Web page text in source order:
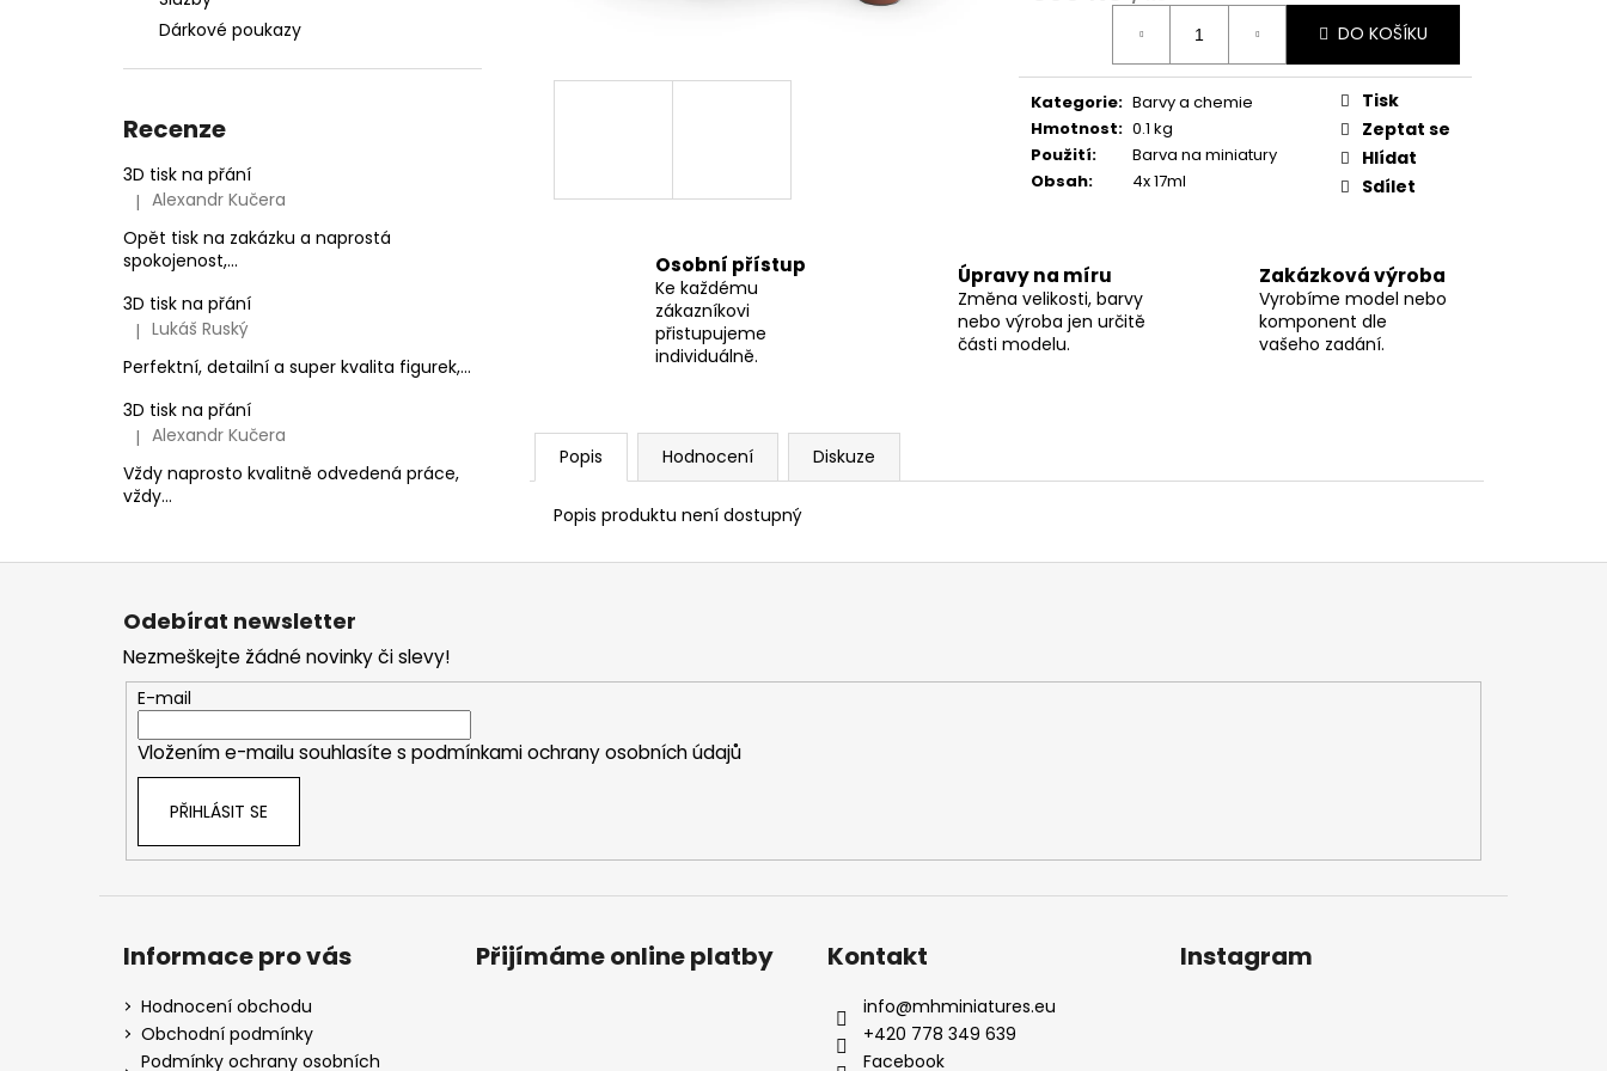
Dárkové poukazy
Recenze
3D tisk na přání
Hodnocení produktu je 5 z 5 hvězdiček.
| Alexandr Kučera
Opět tisk na zakázku a naprostá
spokojenost,...
3D tisk na přání
Hodnocení produktu je 5 z 5 hvězdiček.
| Lukáš Ruský
Perfektní, detailní a super kvalita figurek,...
3D tisk na přání
Hodnocení produktu je 5 z 5 hvězdiček.
| Alexandr Kučera
Vždy naprosto kvalitně odvedená práce,
vždy...
DO KOŠÍKU
Kategorie: Barvy a chemie
Hmotnost: 0.1 kg
Použití:
Barva na miniatury
Obsah: 4x 17ml
Tisk
Zeptat se
Hlídat
Sdílet
Osobní přístup
Ke každému
zákazníkovi
přistupujeme
individuálně.
Úpravy na míru
Změna velikosti, barvy
nebo výroba jen určitě
části modelu.
Zakázková výroba
Vyrobíme model nebo
komponent dle
vašeho zadání.
Popis Hodnocení Diskuze
Popis produktu není dostupný
Z
Odebírat newsletter
Nezmeškejte žádné novinky či slevy!
E-mail
Vložením e-mailu souhlasíte s podmínkami ochrany osobních údajů
PŘIHLÁSIT SE
Informace pro vás
Hodnocení obchodu
Obchodní podmínky
Podmínky ochrany osobních
Přijímáme online platby Kontakt
info@mhminiatures.eu
+420 778 349 639
Facebook
Instagram